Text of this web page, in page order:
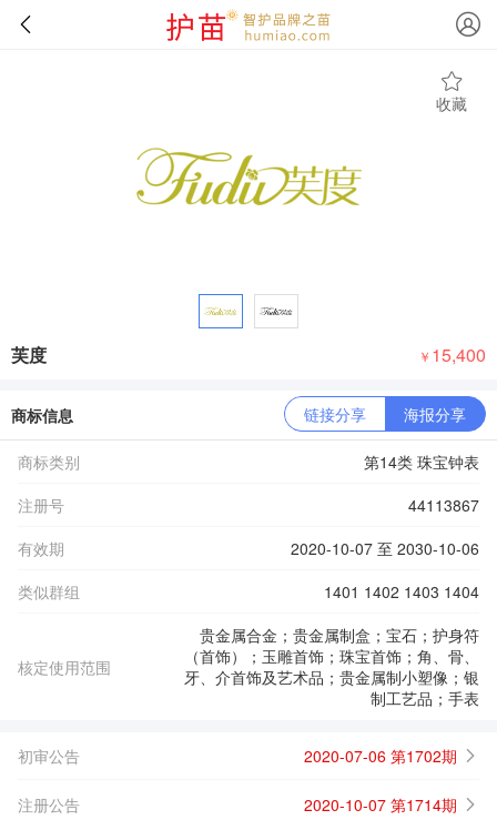
收藏
芙度 ￥ 15,400
商标信息 链接分享 海报分享
商标类别
第14类 珠宝钟表
注册号
44113867
有效期
2020-10-07 至 2030-10-06
类似群组
1401 1402 1403 1404
核定使用范围
贵金属合金；贵金属制盒；宝石；护身符
（首饰）；玉雕首饰；珠宝首饰；角、骨、
牙、介首饰及艺术品；贵金属制小塑像；银
制工艺品；手表
初审公告 2020-07-06 第1702期
注册公告 2020-10-07 第1714期